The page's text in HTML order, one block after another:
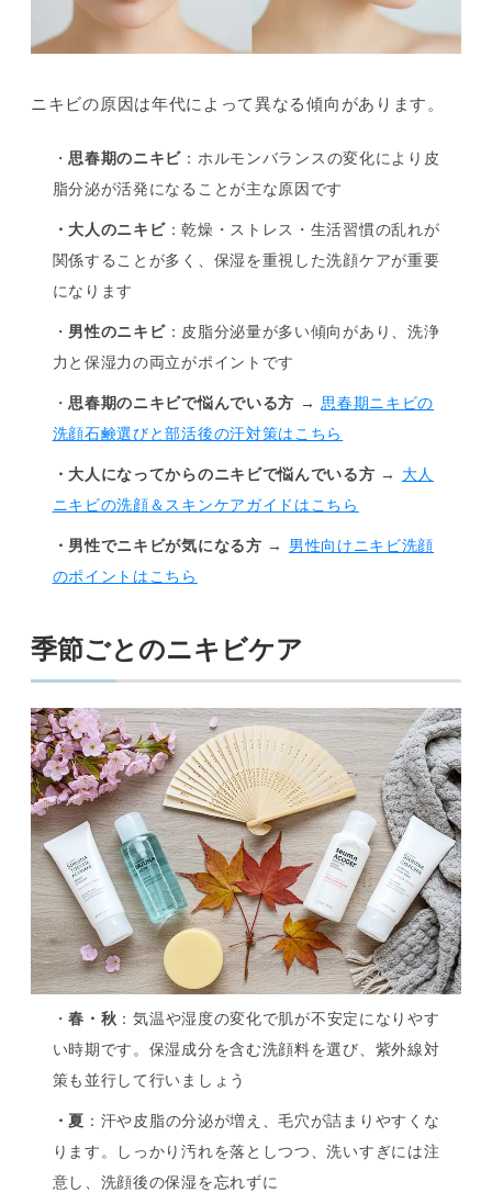
ニキビの原因は年代によって異なる傾向があります。
・思春期のニキビ ：ホルモンバランスの変化により皮
脂分泌が活発になることが主な原因です
・大人のニキビ：乾燥・ストレス・生活習慣の乱れが
関係することが多く、保湿を重視した洗顔ケアが重要
になります
・ 男性のニキビ：皮脂分泌量が多い傾向があり、洗浄
力と保湿力の両立がポイントです
・思春期のニキビで悩んでいる方 → 思春期ニキビの
洗顔石鹸選びと部活後の汗対策はこちら
・大人になってからのニキビで悩んでいる方 → 大人
ニキビの洗顔＆スキンケアガイドはこちら
・男性でニキビが気になる方 → 男性向けニキビ洗顔
のポイントはこちら
季節ごとのニキビケア
・春・秋 ：気温や湿度の変化で肌が不安定になりやす
い時期です。保湿成分を含む洗顔料を選び、紫外線対
策も並行して行いましょう
・夏 ：汗や皮脂の分泌が増え、毛穴が詰まりやすくな
ります。しっかり汚れを落としつつ、洗いすぎには注
意し、洗顔後の保湿を忘れずに